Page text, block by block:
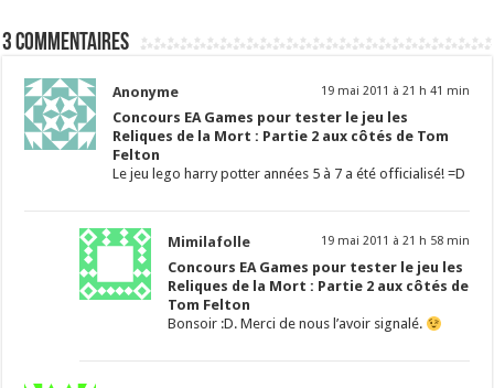
3 commentaires
Anonyme 19 mai 2011 à 21 h 41 min
Concours EA Games pour tester le jeu les
Reliques de la Mort : Partie 2 aux côtés de Tom
Felton
Le jeu lego harry potter années 5 à 7 a été officialisé! =D
Mimilafolle 19 mai 2011 à 21 h 58 min
Concours EA Games pour tester le jeu les
Reliques de la Mort : Partie 2 aux côtés de
Tom Felton
Bonsoir :D. Merci de nous l’avoir signalé.